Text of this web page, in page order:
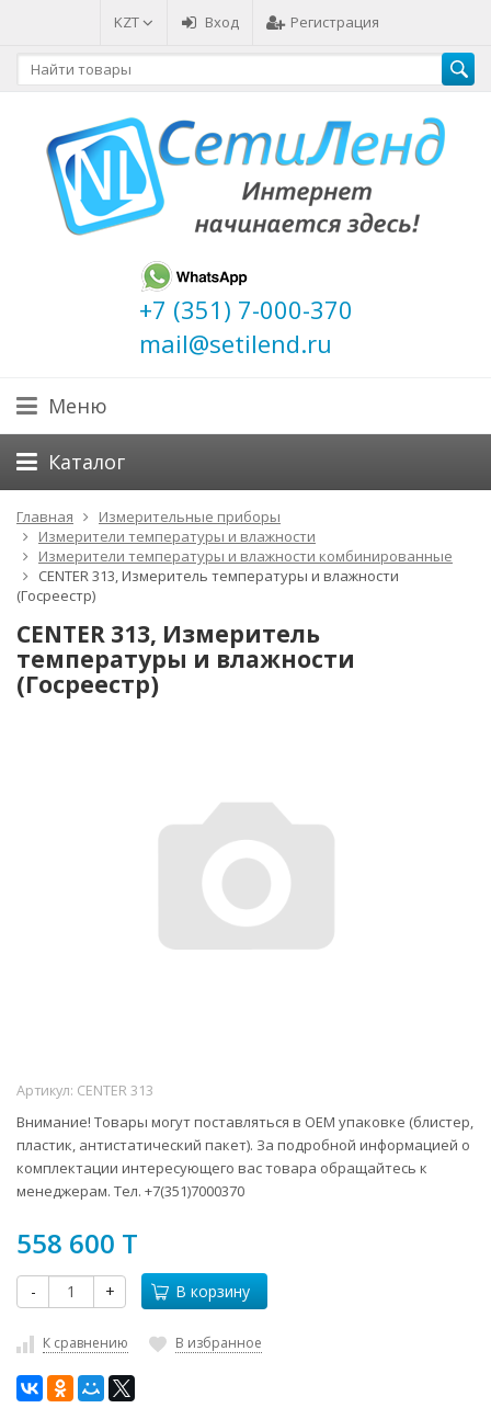
KZT Вход Регистрация
+7 (351) 7-000-370
mail@setilend.ru
Меню
Каталог
Главная
Измерительные приборы
Измерители температуры и влажности
Измерители температуры и влажности комбинированные
CENTER 313, Измеритель температуры и влажности
(Госреестр)
CENTER 313, Измеритель
температуры и влажности
(Госреестр)
Артикул: CENTER 313
Внимание! Товары могут поставляться в ОЕМ упаковке (блистер,
пластик, антистатический пакет). За подробной информацией о
комплектации интересующего вас товара обращайтесь к
менеджерам. Тел. +7(351)7000370
558 600 T
- + В корзину
К сравнению В избранное